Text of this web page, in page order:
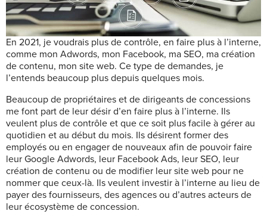
En 2021, je voudrais plus de contrôle, en faire plus à l’interne,
comme mon Adwords, mon Facebook, ma SEO, ma création
de contenu, mon site web. Ce type de demandes, je
l’entends beaucoup plus depuis quelques mois.
Beaucoup de propriétaires et de dirigeants de concessions
me font part de leur désir d’en faire plus à l’interne. Ils
veulent plus de contrôle et que ce soit plus facile à gérer au
quotidien et au début du mois. Ils désirent former des
employés ou en engager de nouveaux afin de pouvoir faire
leur Google Adwords, leur Facebook Ads, leur SEO, leur
création de contenu ou de modifier leur site web pour ne
nommer que ceux-là. Ils veulent investir à l’interne au lieu de
payer des fournisseurs, des agences ou d’autres acteurs de
leur écosystème de concession.